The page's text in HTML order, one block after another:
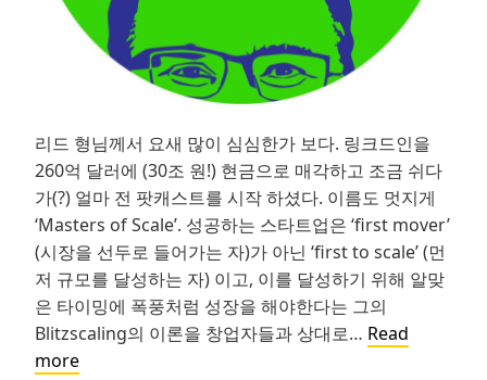
리드 형님께서 요새 많이 심심한가 보다. 링크드인을
260억 달러에 (30조 원!) 현금으로 매각하고 조금 쉬다
가(?) 얼마 전 팟캐스트를 시작 하셨다. 이름도 멋지게
‘Masters of Scale’. 성공하는 스타트업은 ‘first mover’
(시장을 선두로 들어가는 자)가 아닌 ‘first to scale’ (먼
저 규모를 달성하는 자) 이고, 이를 달성하기 위해 알맞
은 타이밍에 폭풍처럼 성장을 해야한다는 그의
Blitzscaling의 이론을 창업자들과 상대로… Read
more실